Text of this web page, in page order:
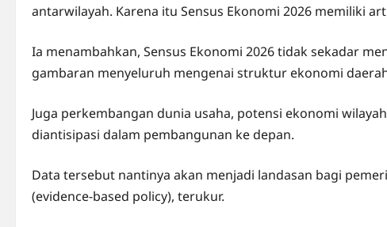
antarwilayah. Karena itu Sensus Ekonomi 2026 memiliki
Ia menambahkan, Sensus Ekonomi 2026 tidak sekadar
gambaran menyeluruh mengenai struktur ekonomi
Juga perkembangan dunia usaha, potensi ekonomi
diantisipasi dalam pembangunan ke depan.
Data tersebut nantinya akan menjadi landasan bagi
(evidence-based policy), terukur.